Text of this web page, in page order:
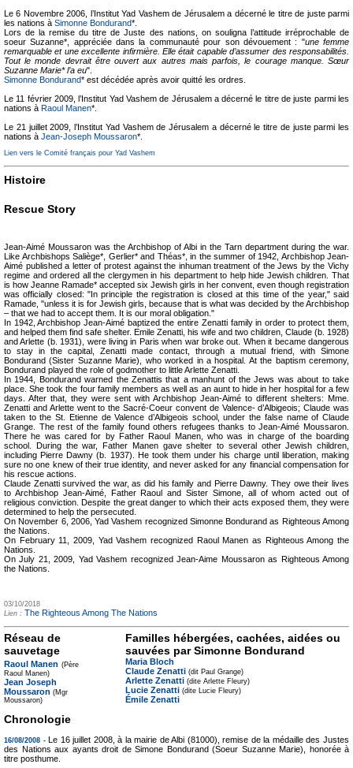
Le 6 Novembre 2006, l’Institut Yad Vashem de Jérusalem a décerné le titre de juste parmi
les nations à Simonne Bondurand*.
Lors de la remise du titre de Juste des nations, on souligna l’attitude irréprochable de
soeur Suzanne*, appréciée dans la communauté pour son dévouement : "une femme
remarquable et une excellente infirmière. Elle était capable d’assumer des responsabilités.
Tout le monde devrait être ouvert aux autres mais parfois, le courage manque. Sœur
Suzanne Marie* l’a eu".
Simonne Bondurand* est décédée après avoir quitté les ordres.
Le 11 février 2009, l’Institut Yad Vashem de Jérusalem a décerné le titre de juste parmi les
nations à Raoul Manen*.
Le 21 juillet 2009, l’Institut Yad Vashem de Jérusalem a décerné le titre de juste parmi les
nations à Jean-Joseph Moussaron*.
Lien vers le Comité français pour Yad Vashem
Histoire
Rescue Story
Jean-Aimé Moussaron was the Archbishop of Albi in the Tarn department during the war.
Like Archbishops Saliège*, Gerlier* and Théas*, in the summer of 1942, Archbishop Jean-
Aimé published a letter of protest against the inhuman treatment of the Jews by the Vichy
regime and ordered all the clergymen in his department to help hide Jewish children. That
is how Jeanne Ramade* accepted six Jewish girls in her convent, even though registration
was officially closed: "In principle the registration is closed at this time of the year," said
Ramade, "unless it is for Jewish girls, because that is what was decided by the Archbishop
– that we had to accept them. It is our moral obligation."
In 1942, Archbishop Jean-Aimé baptized the entire Zenatti family in order to protect them,
and helped them find safe shelter. Emile Zenatti, his wife and two children, Claude (b. 1928)
and Arlette (b. 1931), were living in Paris when war broke out. When it became dangerous
to stay in the capital, Zenatti made contact, through a mutual friend, with Simone
Bondurand (Sister Suzanne Marie), who worked in a hospital. At the baptism ceremony,
Bondurand played the role of godmother to little Arlette Zenatti.
In 1944, Bondurand warned the Zenattis that a manhunt of the Jews was about to take
place. She took the four family members as well as an aunt to hide in her hospital for a few
days. After that, they were sent with Archbishop Jean-Aimé to different shelters: Mme.
Zenatti and Arlette went to the Sacré-Coeur convent de Valence- d’Albigeois; Claude was
taken to the St. Etienne de Valence d’Albigeois school, under the false name of Claude
Grange. The rest of the family found others refugees thanks to Jean-Aimé Moussaron.
There he was cared for by Father Raoul Manen, who was in charge of the boarding
school. During the war, Father Manen gave shelter to several other Jewish children,
including Pierre Dawny (b. 1937). He took them under his charge until liberation, making
sure no one knew of their true identity, and never asked for any financial compensation for
his rescue actions.
Claude Zenatti survived the war, as did his family and Pierre Dawny. They owe their lives
to Archbishop Jean-Aimé, Father Raoul and Sister Simone, all of whom acted out of
religious conviction. Despite the great danger to which their acts exposed them, they were
determined to help the persecuted.
On November 6, 2006, Yad Vashem recognized Simonne Bondurand as Righteous Among
the Nations.
On February 11, 2009, Yad Vashem recognized Raoul Manen as Righteous Among the
Nations.
On July 21, 2009, Yad Vashem recognized Jean-Aime Moussaron as Righteous Among
the Nations.
03/10/2018
Lien : The Righteous Among The Nations
Réseau de
sauvetage
Raoul Manen (Père
Raoul Manen)
Jean Joseph
Moussaron (Mgr
Moussaron)
Familles hébergées, cachées, aidées ou
sauvées par Simonne Bondurand
Maria Bloch
Claude Zenatti (dit Paul Grange)
Arlette Zenatti (dite Arlette Fleury)
Lucie Zenatti (dite Lucie Fleury)
Émile Zenatti
Chronologie
16/08/2008 -
Le 16 juillet 2008, à la mairie de Albi (81000), remise de la médaille des Justes
des Nations aux ayants droit de Simone Bondurand (Soeur Suzanne Marie), honorée à
titre posthume.